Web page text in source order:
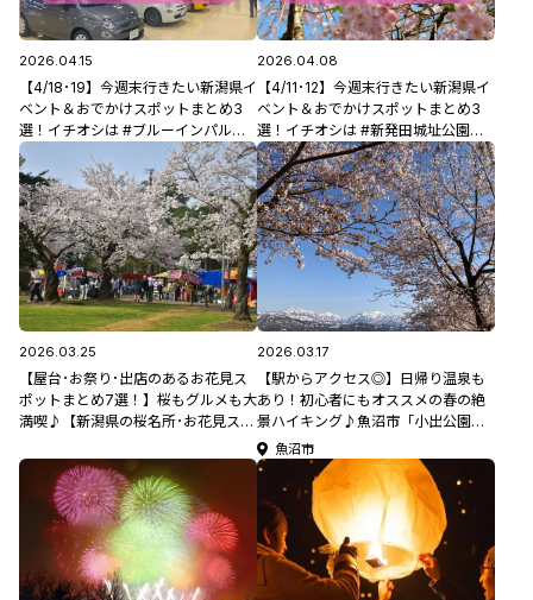
2026.04.15
【4/18･19】今週末行きたい新潟県イ
ベント＆おでかけスポットまとめ3
選！イチオシは #ブルーインパルス
【今週末のおでかけ情報】
2026.04.08
【4/11･12】今週末行きたい新潟県イ
ベント＆おでかけスポットまとめ3
選！イチオシは #新発田城址公園
【今週末のおでかけ情報】
2026.03.25
【屋台･お祭り･出店のあるお花見ス
ポットまとめ7選！】桜もグルメも大
満喫♪【新潟県の桜名所･お花見スポ
2026.03.17
【駅からアクセス◎】日帰り温泉も
あり！初心者にもオススメの春の絶
景ハイキング♪魚沼市「小出公園」
【新潟県の桜名所・お花見スポット
特集2026】
魚沼市